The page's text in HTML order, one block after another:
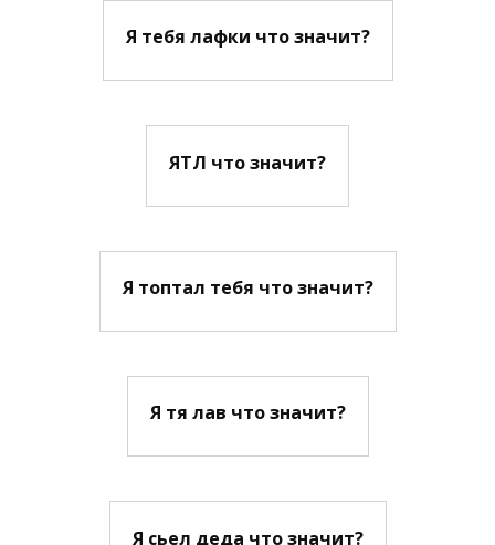
Я тебя лафки что значит?
ЯТЛ что значит?
Я топтал тебя что значит?
Я тя лав что значит?
Я сьел деда что значит?